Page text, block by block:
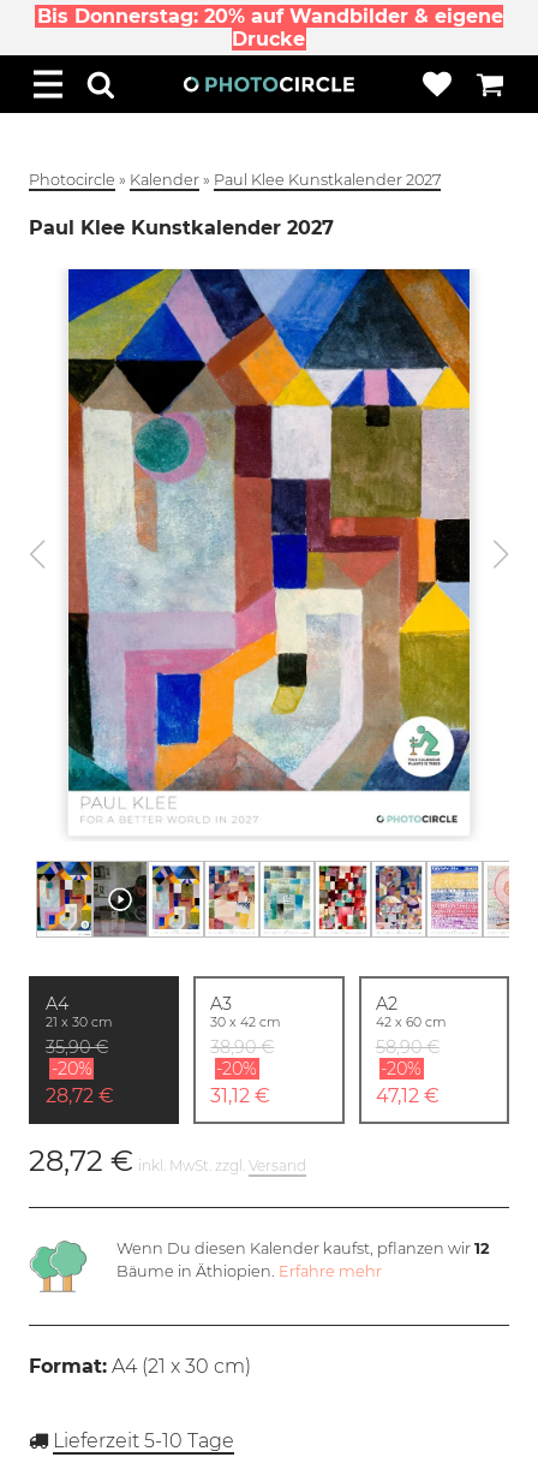
Bis Donnerstag: 20% auf Wandbilder & eigene
Drucke
Photocircle » Kalender » Paul Klee Kunstkalender 2027
Paul Klee Kunstkalender 2027
A4
21 x 30 cm
35,90 €
-20%
28,72 €
A3
30 x 42 cm
38,90 €
-20%
31,12 €
A2
42 x 60 cm
58,90 €
-20%
47,12 €
28,72 € inkl. MwSt. zzgl. Versand
Wenn Du diesen Kalender kaufst, pflanzen wir 12
Bäume in Äthiopien. Erfahre mehr
Format: A4 (21 x 30 cm)
Lieferzeit 5-10 Tage